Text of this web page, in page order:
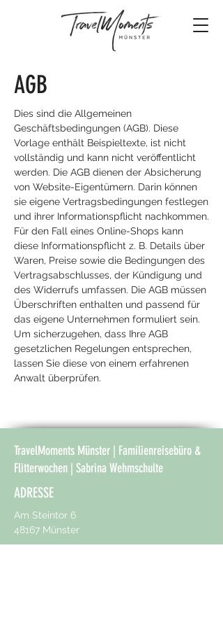
AGB
Dies sind die Allgemeinen
Geschäftsbedingungen (AGB). Diese
Vorlage enthält Beispieltexte, ist nicht
vollständig und kann nicht veröffentlicht
werden. Die AGB dienen der Absicherung
von Website-Eigentümern. Darin können
sie eigene Vertragsbedingungen festlegen
und ihrer Informationspflicht nachkommen.
Für den Fall eines Online-Shops kann
diese Informationspflicht z. B. Details über
Waren, Preise sowie die Bedingungen des
Vertragsabschlusses, der Kündigung und
des Widerrufs umfassen. Die AGB müssen
Überschriften enthalten und passend für
das eigene Unternehmen formuliert sein.
Um sicherzugehen, dass Ihre AGB
gesetzlichen Regelungen entsprechen,
lassen Sie diese von einem erfahrenen
Anwalt überprüfen.
TravelMoments Münster | Familienreisebüro &
Flitterwochen | Sabrina Wehmschulte
ADRESSE
Am Steintor 6
48167 Münster